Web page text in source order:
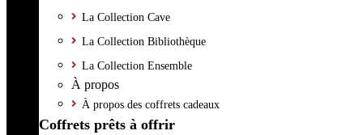
La Collection Cave
La Collection Bibliothèque
La Collection Ensemble
À propos
À propos des coffrets cadeaux
Coffrets prêts à offrir